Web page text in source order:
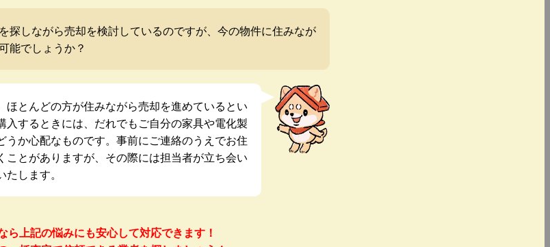
探しながら売却を検討しているのですが、今の物件に住みなが
能でしょうか？
ほとんどの方が住みながら売却を進めているとい
入するときには、だれでもご自分の家具や電化製
うか心配なものです。事前にご連絡のうえでお住
ことがありますが、その際には担当者が立ち会い
します。
ら上記の悩みにも安心して対応できます！